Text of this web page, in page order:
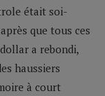
était soi-
que tous ces
a rebondi,
haussiers
à court